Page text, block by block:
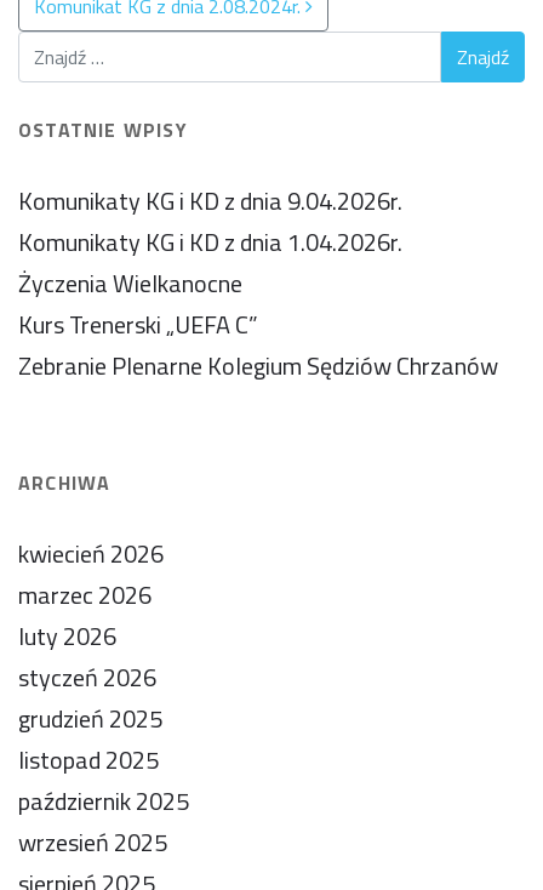
Komunikat KG z dnia 2.08.2024r.
OSTATNIE WPISY
Komunikaty KG i KD z dnia 9.04.2026r.
Komunikaty KG i KD z dnia 1.04.2026r.
Życzenia Wielkanocne
Kurs Trenerski „UEFA C”
Zebranie Plenarne Kolegium Sędziów Chrzanów
ARCHIWA
kwiecień 2026
marzec 2026
luty 2026
styczeń 2026
grudzień 2025
listopad 2025
październik 2025
wrzesień 2025